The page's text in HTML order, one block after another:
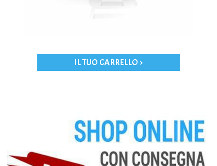
IL TUO CARRELLO >